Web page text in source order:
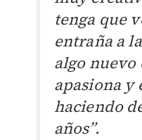
tenga que
entraña a
algo nuevo
apasiona y
haciendo
años”.